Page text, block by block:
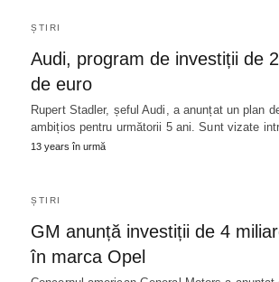
ȘTIRI
Audi, program de investiții de
de euro
Rupert Stadler, șeful Audi, a anunțat un plan
ambițios pentru următorii 5 ani. Sunt vizate
13 years în urmă
ȘTIRI
GM anunță investiții de 4
în marca Opel